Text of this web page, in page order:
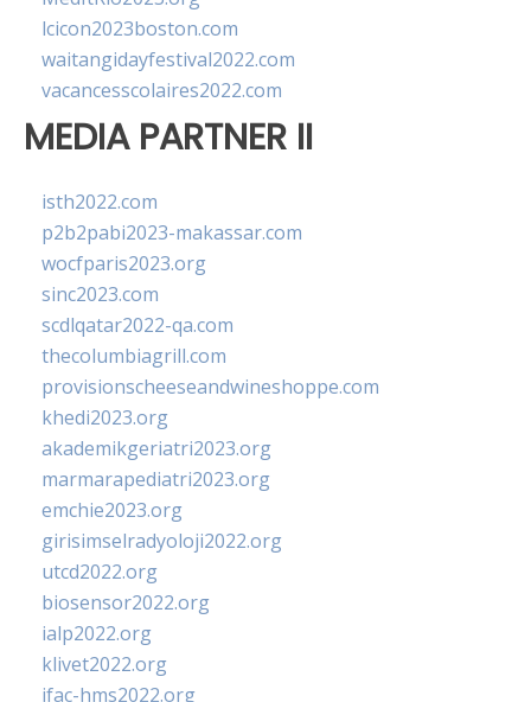
lcicon2023boston.com
waitangidayfestival2022.com
vacancesscolaires2022.com
MEDIA PARTNER II
isth2022.com
p2b2pabi2023-makassar.com
wocfparis2023.org
sinc2023.com
scdlqatar2022-qa.com
thecolumbiagrill.com
provisionscheeseandwineshoppe.com
khedi2023.org
akademikgeriatri2023.org
marmarapediatri2023.org
emchie2023.org
girisimselradyoloji2022.org
utcd2022.org
biosensor2022.org
ialp2022.org
klivet2022.org
ifac-hms2022.org